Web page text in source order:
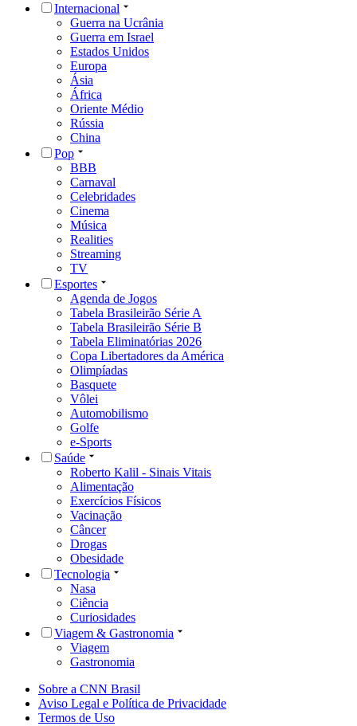
Internacional
Guerra na Ucrânia
Guerra em Israel
Estados Unidos
Europa
Ásia
África
Oriente Médio
Rússia
China
Pop
BBB
Carnaval
Celebridades
Cinema
Música
Realities
Streaming
TV
Esportes
Agenda de Jogos
Tabela Brasileirão Série A
Tabela Brasileirão Série B
Tabela Eliminatórias 2026
Copa Libertadores da América
Olimpíadas
Basquete
Vôlei
Automobilismo
Golfe
e-Sports
Saúde
Roberto Kalil - Sinais Vitais
Alimentação
Exercícios Físicos
Vacinação
Câncer
Drogas
Obesidade
Tecnologia
Nasa
Ciência
Curiosidades
Viagem & Gastronomia
Viagem
Gastronomia
Sobre a CNN Brasil
Aviso Legal e Política de Privacidade
Termos de Uso